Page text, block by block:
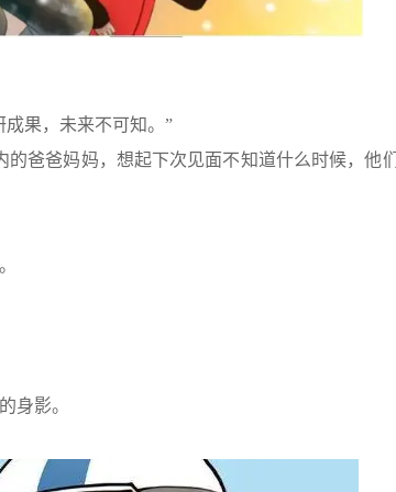
果，未来不可知。”
爸爸妈妈，想起下次见面不知道什么时候，他
身影。